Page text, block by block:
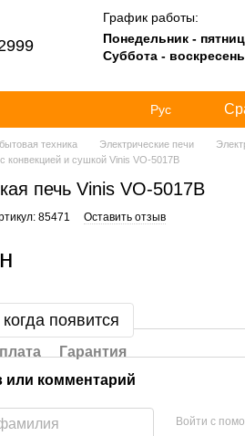
График работы:
Понедельник -
Суббота -
Рус
техника Электрические печи
конвекцией и сушкой Vinis VO-5017B
печь Vinis VO-5017B
85471 Оставить отзыв
появится
Гарантия
комментарий
Войти с